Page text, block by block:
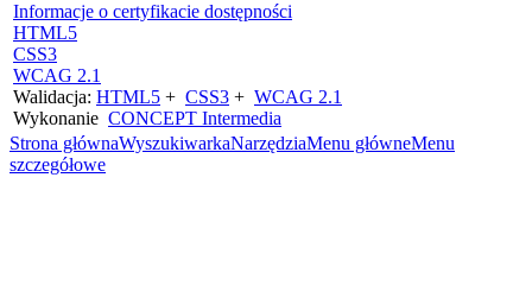
Informacje o certyfikacie dostępności
HTML5
CSS3
WCAG 2.1
Walidacja: HTML5 + CSS3 + WCAG 2.1
Wykonanie CONCEPT Intermedia
Strona głównaWyszukiwarkaNarzędziaMenu główneMenu
szczegółowe